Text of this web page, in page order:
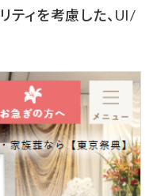
ティを考慮した、UI/